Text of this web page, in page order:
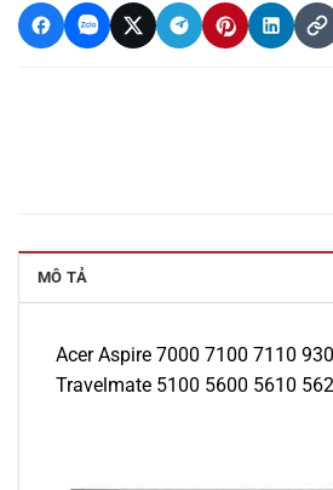
MÔ TẢ
Acer Aspire 7000 7100 7110
Travelmate 5100 5600 5610